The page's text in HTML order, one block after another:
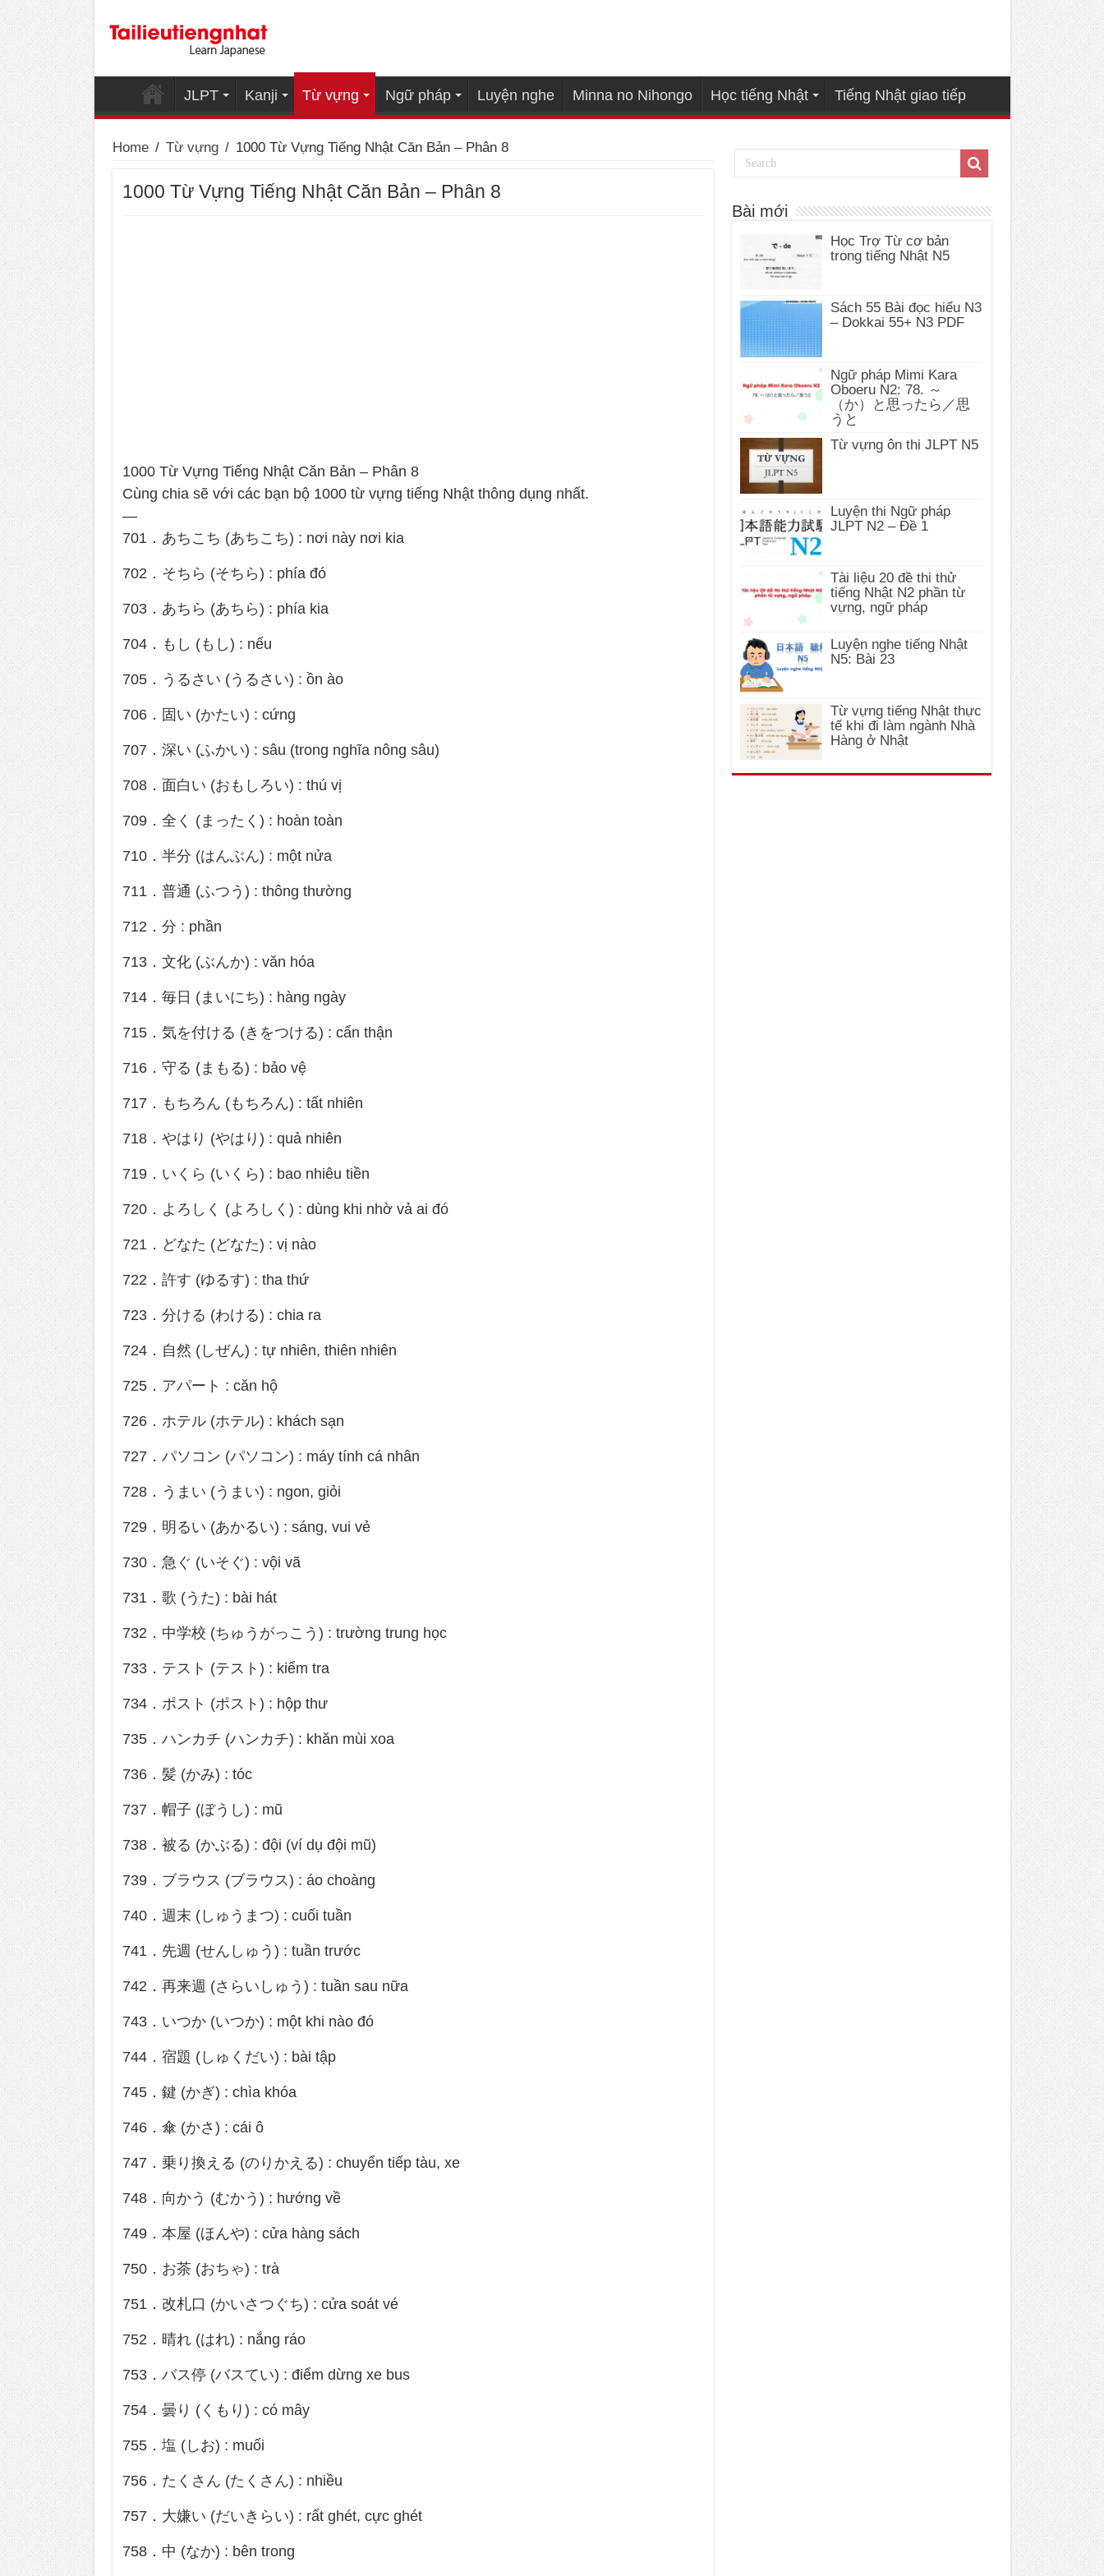
JLPT Kanji Từ vựng Ngữ pháp Luyện nghe Minna no Nihongo Học tiếng Nhật Tiếng Nhật giao tiếp
Home / Từ vựng / 1000 Từ Vựng Tiếng Nhật Căn Bản – Phân 8
1000 Từ Vựng Tiếng Nhật Căn Bản – Phân 8
1000 Từ Vựng Tiếng Nhật Căn Bản – Phân 8
Cùng chia sẽ với các bạn bộ 1000 từ vựng tiếng Nhật thông dụng nhất.
—
701．あちこち (あちこち) : nơi này nơi kia
702．そちら (そちら) : phía đó
703．あちら (あちら) : phía kia
704．もし (もし) : nếu
705．うるさい (うるさい) : ồn ào
706．固い (かたい) : cứng
707．深い (ふかい) : sâu (trong nghĩa nông sâu)
708．面白い (おもしろい) : thú vị
709．全く (まったく) : hoàn toàn
710．半分 (はんぶん) : một nửa
711．普通 (ふつう) : thông thường
712．分 : phần
713．文化 (ぶんか) : văn hóa
714．毎日 (まいにち) : hàng ngày
715．気を付ける (きをつける) : cẩn thận
716．守る (まもる) : bảo vệ
717．もちろん (もちろん) : tất nhiên
718．やはり (やはり) : quả nhiên
719．いくら (いくら) : bao nhiêu tiền
720．よろしく (よろしく) : dùng khi nhờ vả ai đó
721．どなた (どなた) : vị nào
722．許す (ゆるす) : tha thứ
723．分ける (わける) : chia ra
724．自然 (しぜん) : tự nhiên, thiên nhiên
725．アパート : căn hộ
726．ホテル (ホテル) : khách sạn
727．パソコン (パソコン) : máy tính cá nhân
728．うまい (うまい) : ngon, giỏi
729．明るい (あかるい) : sáng, vui vẻ
730．急ぐ (いそぐ) : vội vã
731．歌 (うた) : bài hát
732．中学校 (ちゅうがっこう) : trường trung học
733．テスト (テスト) : kiểm tra
734．ポスト (ポスト) : hộp thư
735．ハンカチ (ハンカチ) : khăn mùi xoa
736．髪 (かみ) : tóc
737．帽子 (ぼうし) : mũ
738．被る (かぶる) : đội (ví dụ đội mũ)
739．ブラウス (ブラウス) : áo choàng
740．週末 (しゅうまつ) : cuối tuần
741．先週 (せんしゅう) : tuần trước
742．再来週 (さらいしゅう) : tuần sau nữa
743．いつか (いつか) : một khi nào đó
744．宿題 (しゅくだい) : bài tập
745．鍵 (かぎ) : chìa khóa
746．傘 (かさ) : cái ô
747．乗り換える (のりかえる) : chuyển tiếp tàu, xe
748．向かう (むかう) : hướng về
749．本屋 (ほんや) : cửa hàng sách
750．お茶 (おちゃ) : trà
751．改札口 (かいさつぐち) : cửa soát vé
752．晴れ (はれ) : nắng ráo
753．バス停 (バスてい) : điểm dừng xe bus
754．曇り (くもり) : có mây
755．塩 (しお) : muối
756．たくさん (たくさん) : nhiều
757．大嫌い (だいきらい) : rất ghét, cực ghét
758．中 (なか) : bên trong
Bài mới
Học Trợ Từ cơ bản
trong tiếng Nhật N5
Sách 55 Bài đọc hiểu N3
– Dokkai 55+ N3 PDF
Ngữ pháp Mimi Kara
Oboeru N2: 78. ～
（か）と思ったら／思
うと
Từ vựng ôn thi JLPT N5
Luyện thi Ngữ pháp
JLPT N2 – Đề 1
Tài liệu 20 đề thi thử
tiếng Nhật N2 phần từ
vựng, ngữ pháp
Luyện nghe tiếng Nhật
N5: Bài 23
Từ vựng tiếng Nhật thực
tế khi đi làm ngành Nhà
Hàng ở Nhật